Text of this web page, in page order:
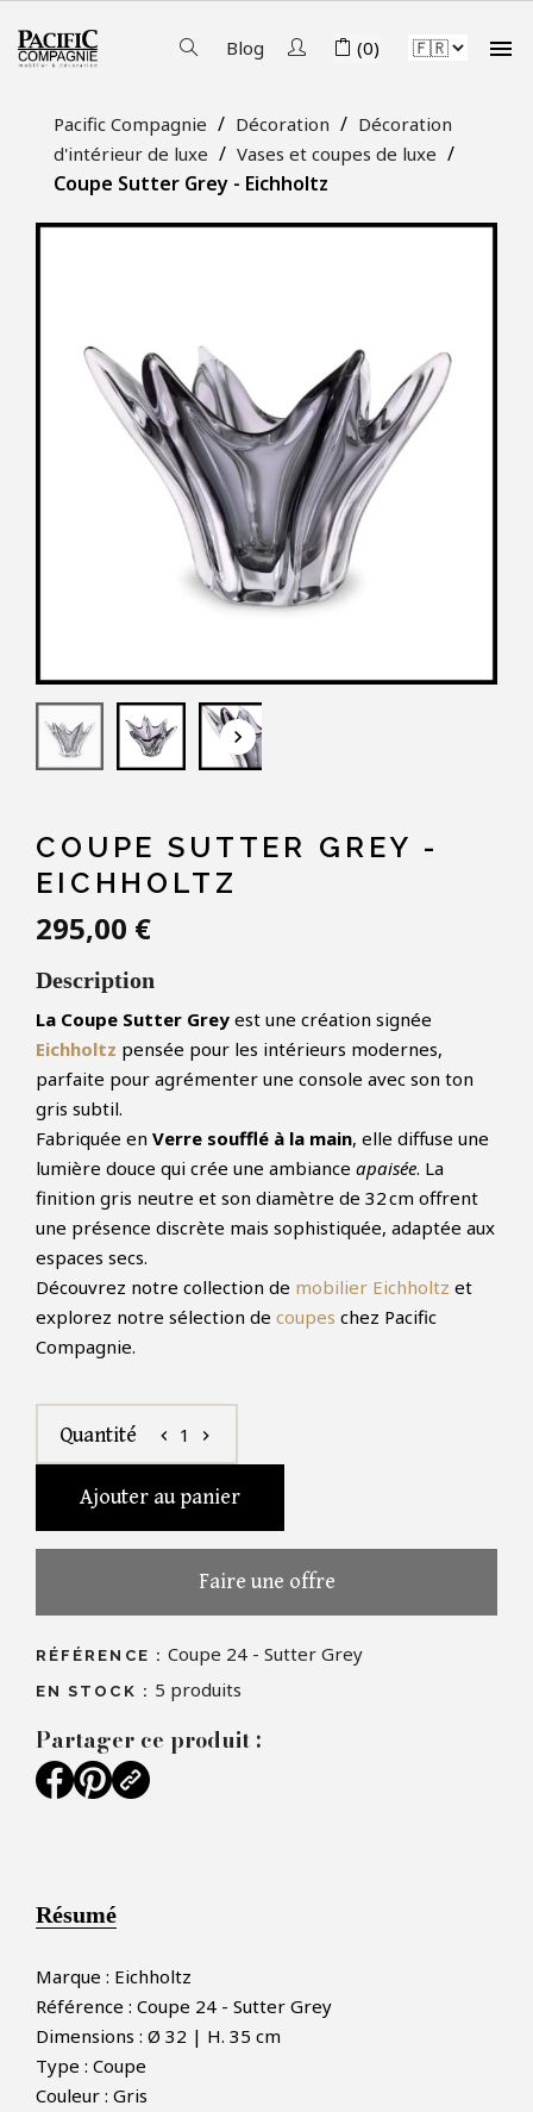
Blog (0) 
Pacific Compagnie Décoration
Décoration
d'intérieur de luxe
Vases et coupes de luxe
Coupe Sutter Grey - Eichholtz
keyboard_arrow_down
COUPE SUTTER GREY -
EICHHOLTZ
295,00 €
Description
La Coupe Sutter Grey est une création signée
Eichholtz pensée pour les intérieurs modernes,
parfaite pour agrémenter une console avec son ton
gris subtil.
Fabriquée en Verre soufflé à la main, elle diffuse une
lumière douce qui crée une ambiance apaisée. La
finition gris neutre et son diamètre de 32 cm offrent
une présence discrète mais sophistiquée, adaptée aux
espaces secs.
Découvrez notre collection de mobilier Eichholtz et
explorez notre sélection de coupes chez Pacific
Compagnie.
Quantité chevron_left 1 chevron_right
Ajouter au panier
Faire une offre
RÉFÉRENCE : Coupe 24 - Sutter Grey
EN STOCK : 5 produits
Partager ce produit :
Résumé
Marque : Eichholtz
Référence : Coupe 24 - Sutter Grey
Dimensions : Ø 32 | H. 35 cm
Type : Coupe
Couleur : Gris